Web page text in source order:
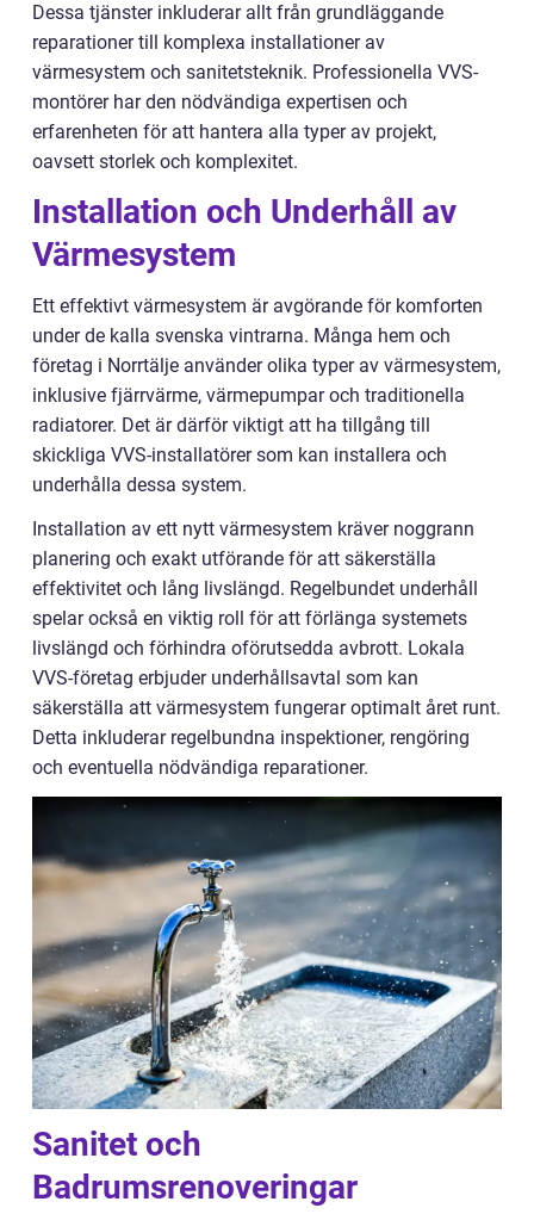
Dessa tjänster inkluderar allt från grundläggande
reparationer till komplexa installationer av
värmesystem och sanitetsteknik. Professionella VVS-
montörer har den nödvändiga expertisen och
erfarenheten för att hantera alla typer av projekt,
oavsett storlek och komplexitet.
Installation och Underhåll av
Värmesystem
Ett effektivt värmesystem är avgörande för komforten
under de kalla svenska vintrarna. Många hem och
företag i Norrtälje använder olika typer av värmesystem,
inklusive fjärrvärme, värmepumpar och traditionella
radiatorer. Det är därför viktigt att ha tillgång till
skickliga VVS-installatörer som kan installera och
underhålla dessa system.
Installation av ett nytt värmesystem kräver noggrann
planering och exakt utförande för att säkerställa
effektivitet och lång livslängd. Regelbundet underhåll
spelar också en viktig roll för att förlänga systemets
livslängd och förhindra oförutsedda avbrott. Lokala
VVS-företag erbjuder underhållsavtal som kan
säkerställa att värmesystem fungerar optimalt året runt.
Detta inkluderar regelbundna inspektioner, rengöring
och eventuella nödvändiga reparationer.
Sanitet och
Badrumsrenoveringar